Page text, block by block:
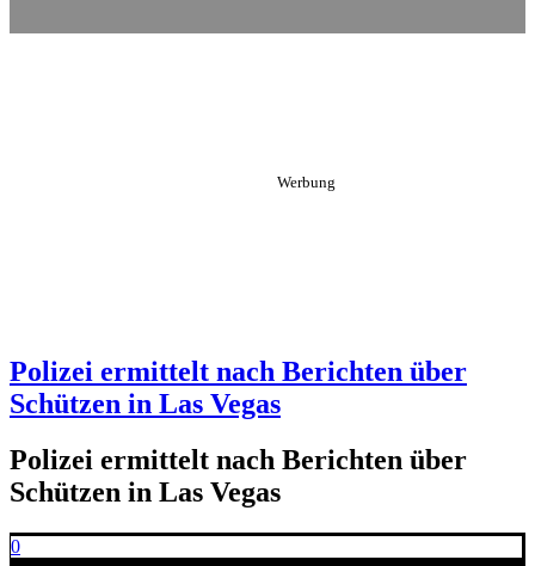
Polizei ermittelt nach Berichten über
Schützen in Las Vegas
Polizei ermittelt nach Berichten über
Schützen in Las Vegas
0